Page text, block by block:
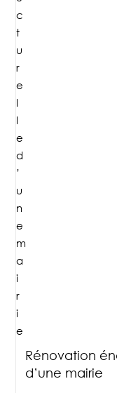
Rénovation
d’une mairie